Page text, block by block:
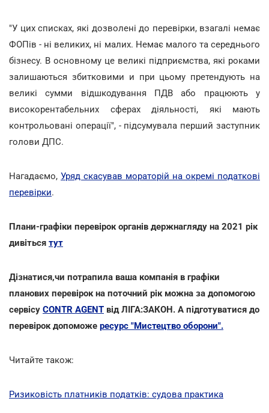
"У цих списках, які дозволені до перевірки, взагалі немає
ФОПів - ні великих, ні малих. Немає малого та середнього
бізнесу. В основному це великі підприємства, які роками
залишаються збитковими и при цьому претендують на
великі сумми відшкодування ПДВ або працюють у
високорентабельних сферах діяльності, які мають
контрольовані операції", - підсумувала перший заступник
голови ДПС.
Нагадаємо, Уряд скасував мораторій на окремі податкові
перевірки.
Плани-графіки перевірок органів держнагляду на 2021 рік
дивіться тут
Дізнатися,чи потрапила ваша компанія в графіки
планових перевірок на поточний рік можна за допомогою
сервісу CONTR AGENT від ЛІГА:ЗАКОН. А підготуватися до
перевірок допоможе ресурс "Мистецтво оборони".
Читайте також:
Ризиковість платників податків: судова практика